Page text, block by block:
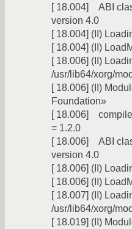
[ 18.004] ABI
version 4.0
[ 18.004] (II)
[ 18.004] (II)
[ 18.006] (II)
/usr/lib64/xorg/
[ 18.006] (II)
Foundation»
[ 18.006]
= 1.2.0
[ 18.006] ABI
version 4.0
[ 18.006] (II)
[ 18.006] (II)
[ 18.007] (II)
/usr/lib64/xorg/
[ 18.019] (II)